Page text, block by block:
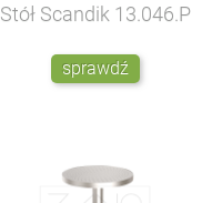
Stół Scandik 13.046.P
sprawdź